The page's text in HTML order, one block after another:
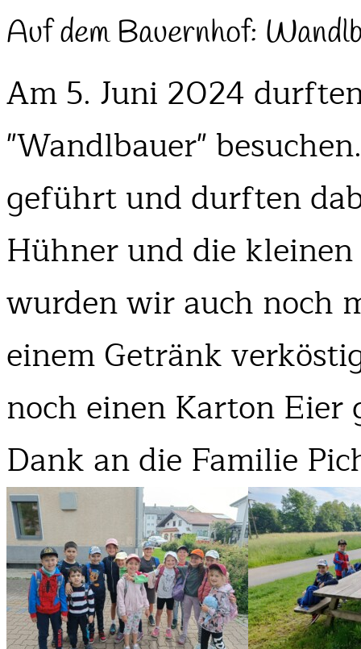
Auf dem Bauernhof:
Am 5. Juni 2024
"Wandlbauer"
geführt und durften
Hühner und die
wurden wir auch noch
einem Getränk
noch einen Karton
Dank an die Familie